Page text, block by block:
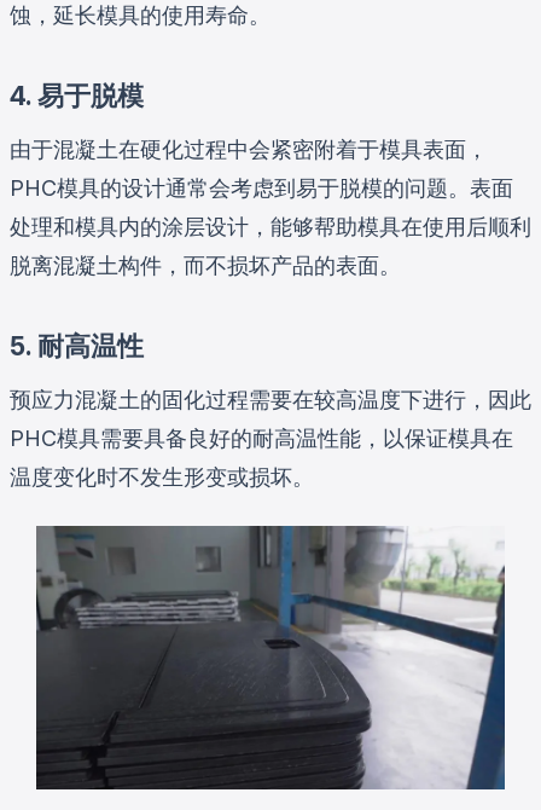
蚀，延长模具的使用寿命。
4. 易于脱模
由于混凝土在硬化过程中会紧密附着于模具表面，
PHC模具的设计通常会考虑到易于脱模的问题。表面
处理和模具内的涂层设计，能够帮助模具在使用后顺利
脱离混凝土构件，而不损坏产品的表面。
5. 耐高温性
预应力混凝土的固化过程需要在较高温度下进行，因此
PHC模具需要具备良好的耐高温性能，以保证模具在
温度变化时不发生形变或损坏。